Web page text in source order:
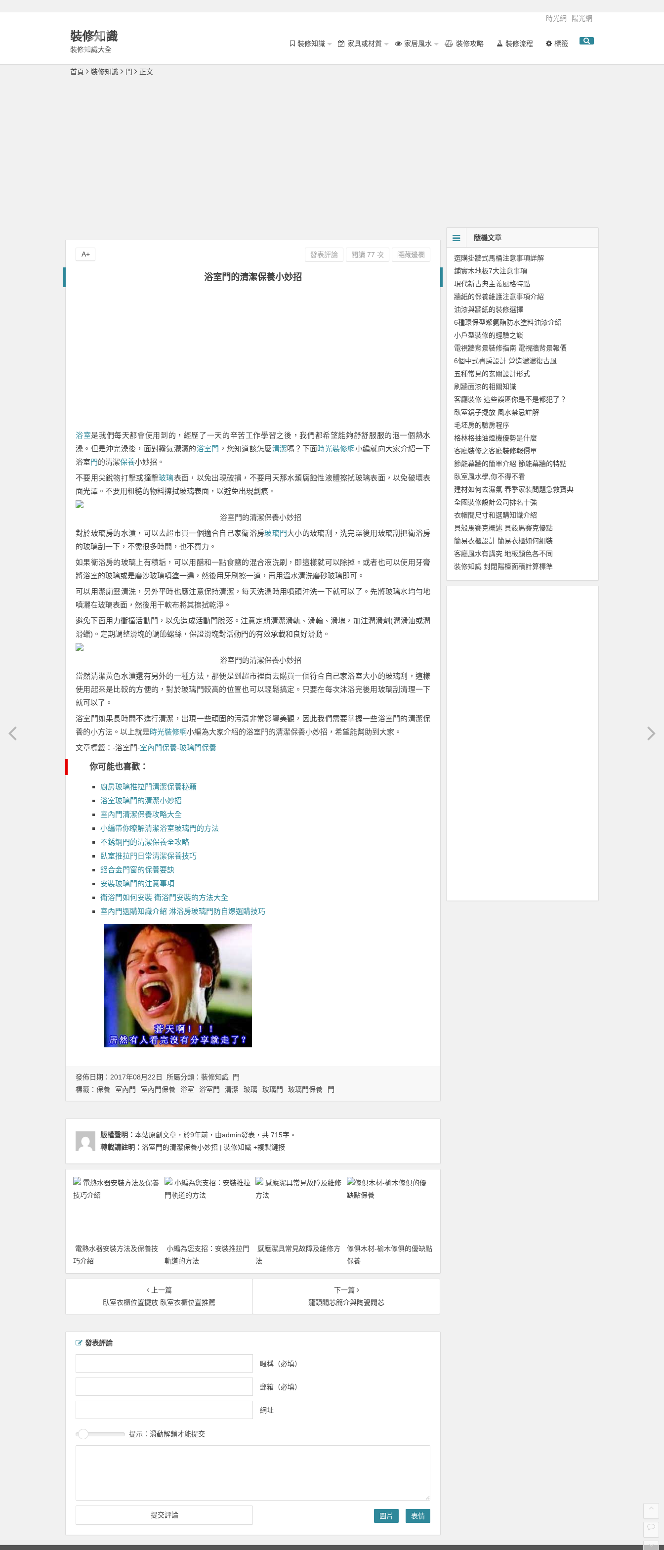
時光網 陽光網
裝修知識
裝修知識大全
裝修知識 家具或材質 家居風水 裝修攻略 裝修流程 標籤
首頁 裝修知識 門 正文
浴室門的清潔保養小妙招
浴室是我們每天都會使用到的，經歷了一天的辛苦工作學習之後，我們都希望能夠舒舒服服的泡一個熱水
澡。但是沖完澡後，面對霧氣濛濛的浴室門 ，您知道該怎麼清潔嗎？下面時光裝修網小編就向大家介紹一下
浴室門的清潔保養小妙招。
不要用尖銳物打擊或撞擊玻璃表面，以免出現破損，不要用天那水類腐蝕性液體擦拭玻璃表面，以免破壞表
面光澤。不要用粗糙的物料擦拭玻璃表面，以避免出現劃痕。
浴室門的清潔保養小妙招
對於玻璃房的水漬，可以去超市買一個適合自己家衛浴房玻璃門大小的玻璃刮，洗完澡後用玻璃刮把衛浴房
的玻璃刮一下，不需很多時間，也不費力。
如果衛浴房的玻璃上有積垢，可以用醋和一點食鹽的混合液洗刷，即這樣就可以除掉。或者也可以使用牙膏
將浴室的玻璃或是磨沙玻璃噴塗一遍，然後用牙刷擦一道，再用溫水清洗磨砂玻璃即可。
可以用潔廁靈清洗，另外平時也應注意保持清潔，每天洗澡時用噴頭沖洗一下就可以了。先將玻璃水均勻地
噴灑在玻璃表面，然後用干軟布將其擦拭乾淨。
避免下面用力衝撞活動門，以免造成活動門脫落。注意定期清潔滑軌、滑輪、滑塊，加注潤滑劑(潤滑油或潤
滑蠟)。定期調整滑塊的調節螺絲，保證滑塊對活動門的有效承載和良好滑動。
浴室門的清潔保養小妙招
當然清潔黃色水漬還有另外的一種方法，那便是到超市裡面去購買一個符合自己家浴室大小的玻璃刮，這樣
使用起來是比較的方便的，對於玻璃門較高的位置也可以輕鬆搞定。只要在每次沐浴完後用玻璃刮清理一下
就可以了。
浴室門如果長時間不進行清潔，出現一些頑固的污漬非常影響美觀，因此我們需要掌握一些浴室門的清潔保
養的小方法。以上就是時光裝修網小編為大家介紹的浴室門的清潔保養小妙招，希望能幫助到大家。
文章標籤：-浴室門-室內門保養-玻璃門保養
你可能也喜歡：
廚房玻璃推拉門清潔保養秘籍
浴室玻璃門的清潔小妙招
室內門清潔保養攻略大全
小編帶你瞭解清潔浴室玻璃門的方法
不銹鋼門的清潔保養全攻略
臥室推拉門日常清潔保養技巧
鋁合金門窗的保養要訣
安裝玻璃門的注意事項
衛浴門如何安裝 衛浴門安裝的方法大全
室內門選購知識介紹 淋浴房玻璃門防自爆選購技巧
發表評論 閱讀 77 次 隱藏邊欄
A+
發佈日期：2017年08月22日 所屬分類： 裝修知識
門
標籤： 保養 室內門 室內門保養 浴室 浴室門 清潔 玻璃 玻璃門 玻璃門保養 門
版權聲明： 本站原創文章，於9年前，由admin發表，共 715字。
轉載請註明： 浴室門的清潔保養小妙招 | 裝修知識 +複製鏈接
電熱水器安裝方法及保養技
巧介紹
小編為您支招：安裝推拉門
軌道的方法
感應潔具常見故障及維修方
法
傢俱木材-榆木傢俱的優缺點
保養
上一篇
臥室衣櫃位置擺放 臥室衣櫃位置推薦
下一篇
龍頭閥芯簡介與陶瓷閥芯
發表評論
暱稱（必填）
郵箱（必填）
網址
提示：滑動解鎖才能提交
圖片 表情
隨機文章
選購掛牆式馬桶注意事項詳解
鋪實木地板7大注意事項
現代新古典主義風格特點
牆紙的保養維護注意事項介紹
油漆與牆紙的裝修選擇
6種環保型聚氨酯防水塗料油漆介紹
小戶型裝修的經驗之談
電視牆背景裝修指南 電視牆背景報價
6個中式書房設計 營造濃濃復古風
五種常見的玄關設計形式
刷牆面漆的相關知識
客廳裝修 這些誤區你是不是都犯了？
臥室鏡子擺放 風水禁忌詳解
毛坯房的驗房程序
格林格抽油煙機優勢是什麼
客廳裝修之客廳裝修報價單
節能幕牆的簡單介紹 節能幕牆的特點
臥室風水學,你不得不看
建材如何去濕氣 春季家裝問題急救寶典
全國裝修設計公司排名十強
衣帽間尺寸和選購知識介紹
貝殼馬賽克概述 貝殼馬賽克優點
簡易衣櫃設計 簡易衣櫃如何組裝
客廳風水有講究 地板顏色各不同
裝修知識 封閉陽檯面積計算標準